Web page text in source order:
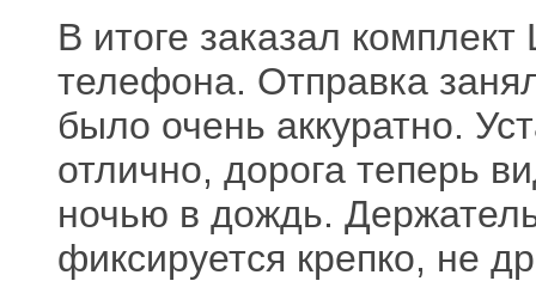
В итоге заказал
телефона. Отправка
было очень аккуратно.
отлично, дорога теперь
ночью в дождь.
фиксируется крепко, не